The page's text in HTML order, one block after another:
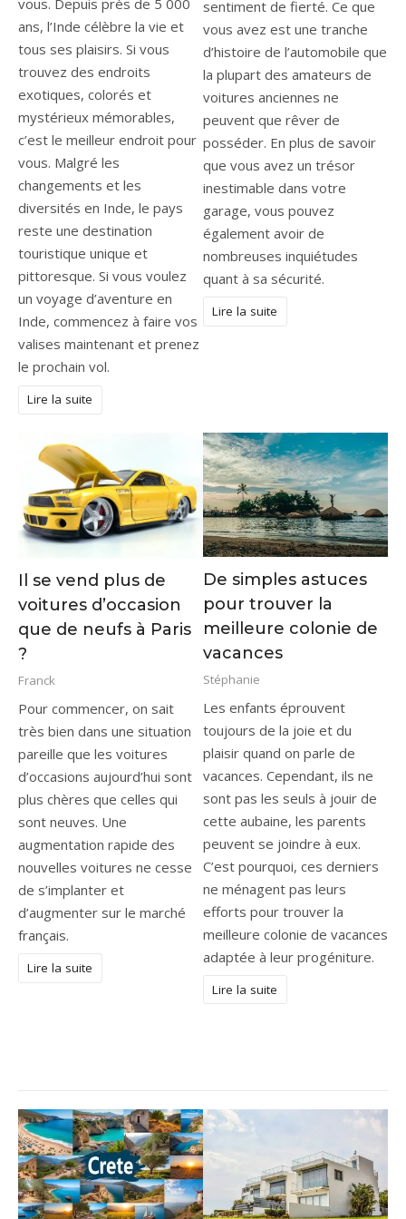
vous. Depuis près de 5 000
ans, l’Inde célèbre la vie et
tous ses plaisirs. Si vous
trouvez des endroits
exotiques, colorés et
mystérieux mémorables,
c’est le meilleur endroit pour
vous. Malgré les
changements et les
diversités en Inde, le pays
reste une destination
touristique unique et
pittoresque. Si vous voulez
un voyage d’aventure en
Inde, commencez à faire vos
valises maintenant et prenez
le prochain vol.
Lire la suite
sentiment de fierté. Ce que
vous avez est une tranche
d’histoire de l’automobile que
la plupart des amateurs de
voitures anciennes ne
peuvent que rêver de
posséder. En plus de savoir
que vous avez un trésor
inestimable dans votre
garage, vous pouvez
également avoir de
nombreuses inquiétudes
quant à sa sécurité.
Lire la suite
Il se vend plus de
voitures d’occasion
que de neufs à Paris
?
Franck
Pour commencer, on sait
très bien dans une situation
pareille que les voitures
d’occasions aujourd’hui sont
plus chères que celles qui
sont neuves. Une
augmentation rapide des
nouvelles voitures ne cesse
de s’implanter et
d’augmenter sur le marché
français.
Lire la suite
De simples astuces
pour trouver la
meilleure colonie de
vacances
Stéphanie
Les enfants éprouvent
toujours de la joie et du
plaisir quand on parle de
vacances. Cependant, ils ne
sont pas les seuls à jouir de
cette aubaine, les parents
peuvent se joindre à eux.
C’est pourquoi, ces derniers
ne ménagent pas leurs
efforts pour trouver la
meilleure colonie de vacances
adaptée à leur progéniture.
Lire la suite